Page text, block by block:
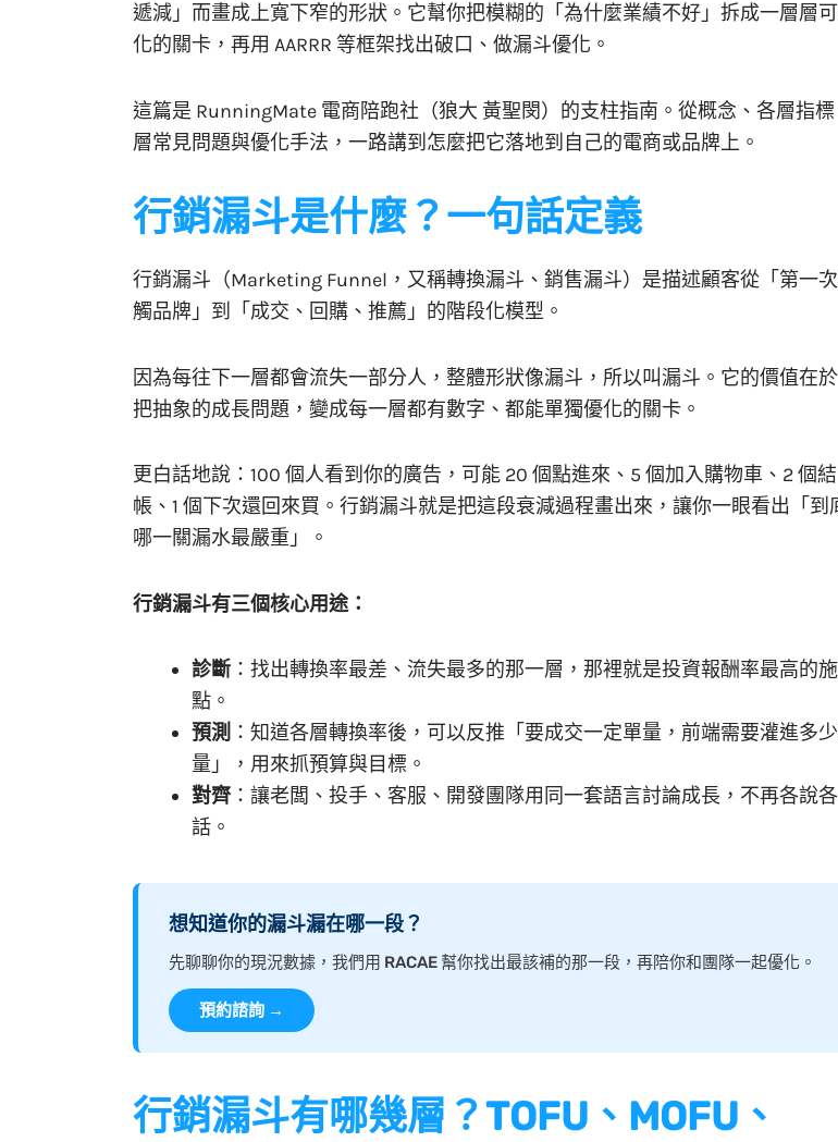
遞減」而畫成上寬下窄的形狀。它幫你把模糊的「為什麼業績不好」拆成一層層
化的關卡，再用 AARRR 等框架找出破口、做漏斗優化。
這篇是 RunningMate 電商陪跑社（狼大 黃聖閔）的支柱指南。從概念、各層指
層常見問題與優化手法，一路講到怎麼把它落地到自己的電商或品牌上。
行銷漏斗是什麼？一句話定義
行銷漏斗（Marketing Funnel，又稱轉換漏斗、銷售漏斗）是描述顧客從「第一
觸品牌」到「成交、回購、推薦」的階段化模型。
因為每往下一層都會流失一部分人，整體形狀像漏斗，所以叫漏斗。它的價值在於
把抽象的成長問題，變成每一層都有數字、都能單獨優化的關卡。
更白話地說：100 個人看到你的廣告，可能 20 個點進來、5 個加入購物車、2 個結
帳、1 個下次還回來買。行銷漏斗就是把這段衰減過程畫出來，讓你一眼看出「到
哪一關漏水最嚴重」。
行銷漏斗有三個核心用途：
診斷 ：找出轉換率最差、流失最多的那一層，那裡就是投資報酬率最高的
點。
預測 ：知道各層轉換率後，可以反推「要成交一定單量，前端需要灌進多
量」，用來抓預算與目標。
對齊：讓老闆、投手、客服、開發團隊用同一套語言討論成長，不再各說各
話。
想知道你的漏斗漏在哪一段？
先聊聊你的現況數據，我們用 RACAE 幫你找出最該補的那一段，再陪你和團隊一起優化。
預約諮詢 →
行銷漏斗有哪幾層？TOFU、MOFU、